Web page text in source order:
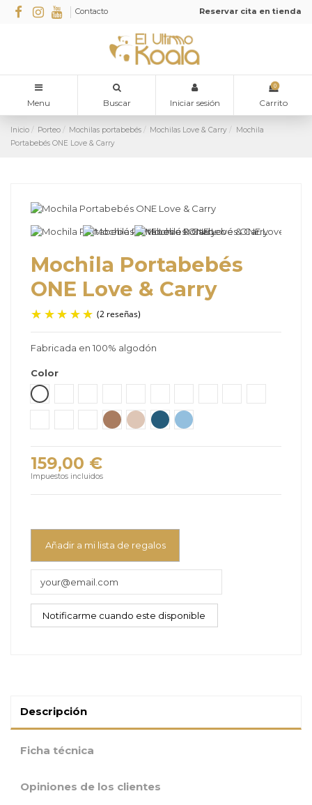
Contacto Reservar cita en tienda
Menu Buscar Iniciar sesión
0
Carrito
Inicio Porteo Mochilas portabebés Mochilas Love & Carry
Mochila
Portabebés ONE Love & Carry
Mochila Portabebés
ONE Love & Carry
Fabricada en 100% algodón
Color
Acacia
Wave Pecan Wheat Denim Light Denim
159,00 €
Impuestos incluidos
Añadir a mi lista de regalos
Descripción
Ficha técnica
Opiniones de los clientes